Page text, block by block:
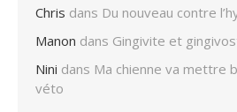
Chris dans Du nouveau contre
Manon dans Gingivite et
Nini dans Ma chienne va mettre
véto